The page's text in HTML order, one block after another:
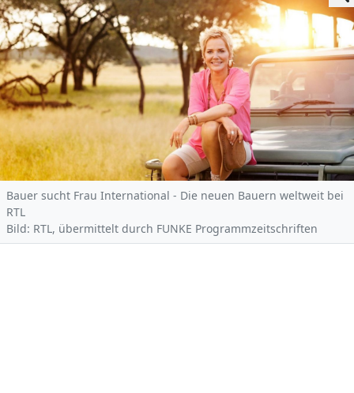
Bauer sucht Frau International - Die neuen Bauern weltweit bei
RTL
Bild: RTL, übermittelt durch FUNKE Programmzeitschriften